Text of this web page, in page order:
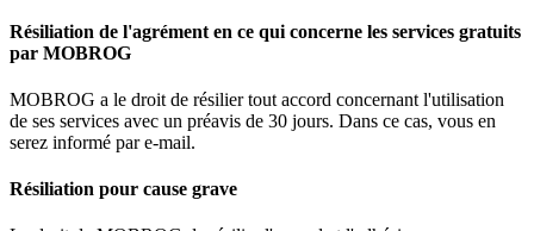
Résiliation de l'agrément en ce qui concerne les services gratuits
par MOBROG
MOBROG a le droit de résilier tout accord concernant l'utilisation
de ses services avec un préavis de 30 jours. Dans ce cas, vous en
serez informé par e-mail.
Résiliation pour cause grave